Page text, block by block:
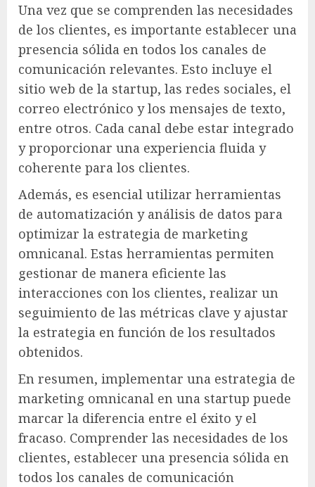
Una vez que se comprenden las necesidades
de los clientes, es importante establecer una
presencia sólida en todos los canales de
comunicación relevantes. Esto incluye el
sitio web de la startup, las redes sociales, el
correo electrónico y los mensajes de texto,
entre otros. Cada canal debe estar integrado
y proporcionar una experiencia fluida y
coherente para los clientes.
Además, es esencial utilizar herramientas
de automatización y análisis de datos para
optimizar la estrategia de marketing
omnicanal. Estas herramientas permiten
gestionar de manera eficiente las
interacciones con los clientes, realizar un
seguimiento de las métricas clave y ajustar
la estrategia en función de los resultados
obtenidos.
En resumen, implementar una estrategia de
marketing omnicanal en una startup puede
marcar la diferencia entre el éxito y el
fracaso. Comprender las necesidades de los
clientes, establecer una presencia sólida en
todos los canales de comunicación